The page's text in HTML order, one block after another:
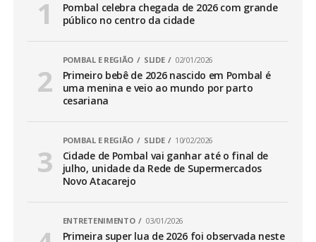
Pombal celebra chegada de 2026 com grande
público no centro da cidade
POMBAL E REGIÃO SLIDE 02/01/2026
Primeiro bebê de 2026 nascido em Pombal é
uma menina e veio ao mundo por parto
cesariana
POMBAL E REGIÃO SLIDE 10/02/2026
Cidade de Pombal vai ganhar até o final de
julho, unidade da Rede de Supermercados
Novo Atacarejo
ENTRETENIMENTO 03/01/2026
Primeira super lua de 2026 foi observada neste